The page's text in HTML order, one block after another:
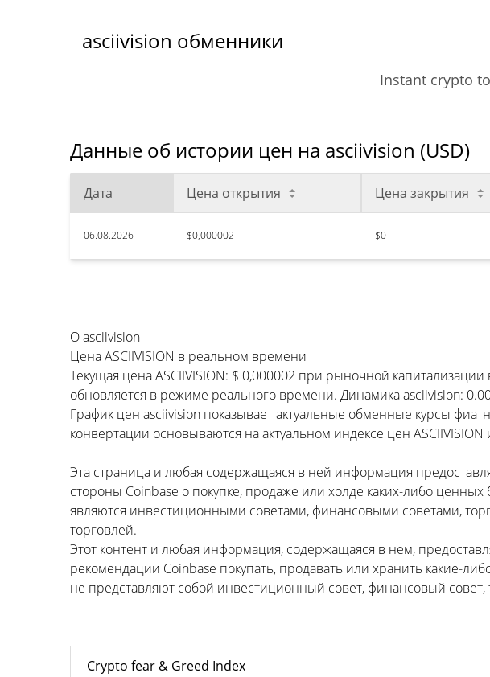
asciivision обменники
Instant crypto
Данные об истории цен на asciivision (USD)
Дата Цена открытия Цена закрытия
06.08.2026 $0,000002 $0
О asciivision
Цена ASCIIVISION в реальном времени
Текущая цена ASCIIVISION: $ 0,000002 при рыночной
обновляется в режиме реального времени. Динамика asciivision:
График цен asciivision показывает актуальные обменные курсы
конвертации основываются на актуальном индексе цен
Эта страница и любая содержащаяся в ней информация
стороны Coinbase о покупке, продаже или холде каких-либо
являются инвестиционными советами, финансовыми советами,
торговлей.
Этот контент и любая информация, содержащаяся в нем,
рекомендации Coinbase покупать, продавать или хранить какие-
не представляют собой инвестиционный совет, финансовый
Crypto fear & Greed Index